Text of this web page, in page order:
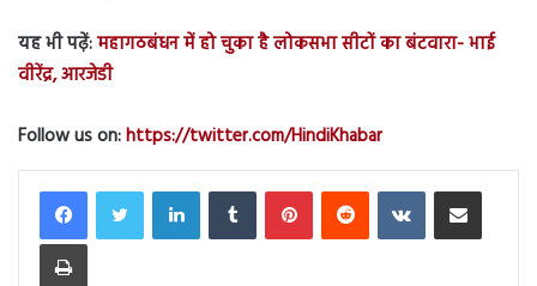
यह भी पढ़ें:महागठबंधन में हो चुका है लोकसभा सीटों का बंटवारा- भाई
वीरेंद्र, आरजेडी
Follow us on:https://twitter.com/HindiKhabar
LinkedInTumblr PinterestReddit VKontakteShare via Email
Print